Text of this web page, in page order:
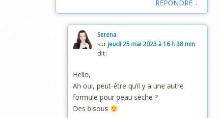
RÉPONDRE ↓
Serena
sur jeudi 25 mai 2023 à 16 h 38 min
dit :
Hello,
Ah oui, peut-être qu’il y a une autre
formule pour peau sèche ?
Des bisous